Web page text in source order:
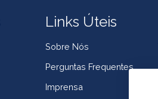
Links Úteis
Sobre Nós
Perguntas Frequentes
Imprensa